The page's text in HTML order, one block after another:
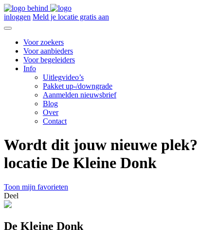
inloggen Meld je locatie gratis aan
Voor zoekers
Voor aanbieders
Voor begeleiders
Info
Uitlegvideo’s
Pakket up-/downgrade
Aanmelden nieuwsbrief
Blog
Over
Contact
Wordt dit jouw nieuwe plek?
locatie De Kleine Donk
Toon mijn favorieten
Deel
De Kleine Donk